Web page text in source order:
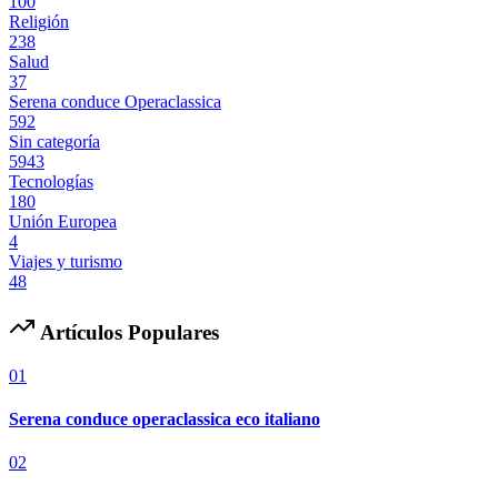
Religión
238
Salud
37
Serena conduce Operaclassica
592
Sin categoría
5943
Tecnologías
180
Unión Europea
4
Viajes y turismo
48
Artículos Populares
01
Serena conduce operaclassica eco italiano
02